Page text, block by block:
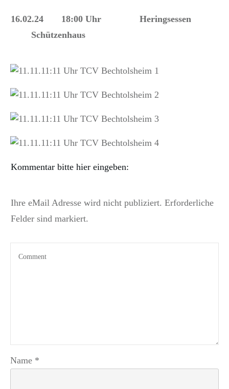
16.02.24 18:00 Uhr Heringsessen
Schützenhaus
Kommentar bitte hier eingeben:
Ihre eMail Adresse wird nicht publiziert. Erforderliche
Felder sind markiert.
Name *